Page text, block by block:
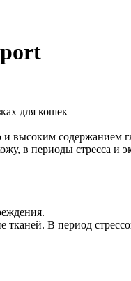
для кошек
высоким содержанием
в периоды стресса и
В период